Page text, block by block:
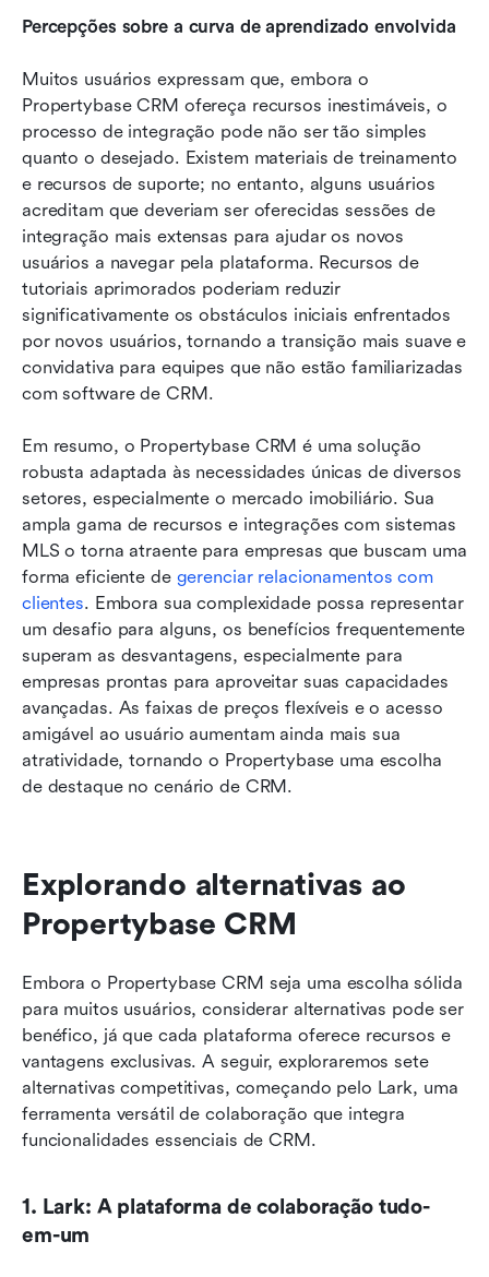
Percepções sobre a curva de aprendizado envolvida
Muitos usuários expressam que, embora o
Propertybase CRM ofereça recursos inestimáveis, o
processo de integração pode não ser tão simples
quanto o desejado. Existem materiais de treinamento
e recursos de suporte; no entanto, alguns usuários
acreditam que deveriam ser oferecidas sessões de
integração mais extensas para ajudar os novos
usuários a navegar pela plataforma. Recursos de
tutoriais aprimorados poderiam reduzir
significativamente os obstáculos iniciais enfrentados
por novos usuários, tornando a transição mais suave e
convidativa para equipes que não estão familiarizadas
com software de CRM.
Em resumo, o Propertybase CRM é uma solução
robusta adaptada às necessidades únicas de diversos
setores, especialmente o mercado imobiliário. Sua
ampla gama de recursos e integrações com sistemas
MLS o torna atraente para empresas que buscam uma
forma eficiente de gerenciar relacionamentos com
clientes. Embora sua complexidade possa representar
um desafio para alguns, os benefícios frequentemente
superam as desvantagens, especialmente para
empresas prontas para aproveitar suas capacidades
avançadas. As faixas de preços flexíveis e o acesso
amigável ao usuário aumentam ainda mais sua
atratividade, tornando o Propertybase uma escolha
de destaque no cenário de CRM.
Explorando alternativas ao
Propertybase CRM
Embora o Propertybase CRM seja uma escolha sólida
para muitos usuários, considerar alternativas pode ser
benéfico, já que cada plataforma oferece recursos e
vantagens exclusivas. A seguir, exploraremos sete
alternativas competitivas, começando pelo Lark, uma
ferramenta versátil de colaboração que integra
funcionalidades essenciais de CRM.
1. Lark: A plataforma de colaboração tudo-
em-um